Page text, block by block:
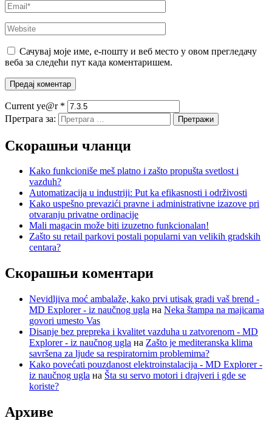
Сачувај моје име, е-пошту и веб место у овом прегледачу
веба за следећи пут када коментаришем.
Current ye@r *
Претрага за:
Скорашњи чланци
Kako funkcioniše meš platno i zašto propušta svetlost i
vazduh?
Automatizacija u industriji: Put ka efikasnosti i održivosti
Kako uspešno prevazići pravne i administrativne izazove pri
otvaranju privatne ordinacije
Mali magacin može biti izuzetno funkcionalan!
Zašto su retail parkovi postali popularni van velikih gradskih
centara?
Скорашњи коментари
Nevidljiva moć ambalaže, kako prvi utisak gradi vaš brend -
MD Explorer - iz naučnog ugla на Neka štampa na majicama
govori umesto Vas
Disanje bez prepreka i kvalitet vazduha u zatvorenom - MD
Explorer - iz naučnog ugla на Zašto je mediteranska klima
savršena za ljude sa respiratornim problemima?
Kako povećati pouzdanost elektroinstalacija - MD Explorer -
iz naučnog ugla на Šta su servo motori i drajveri i gde se
koriste?
Архиве